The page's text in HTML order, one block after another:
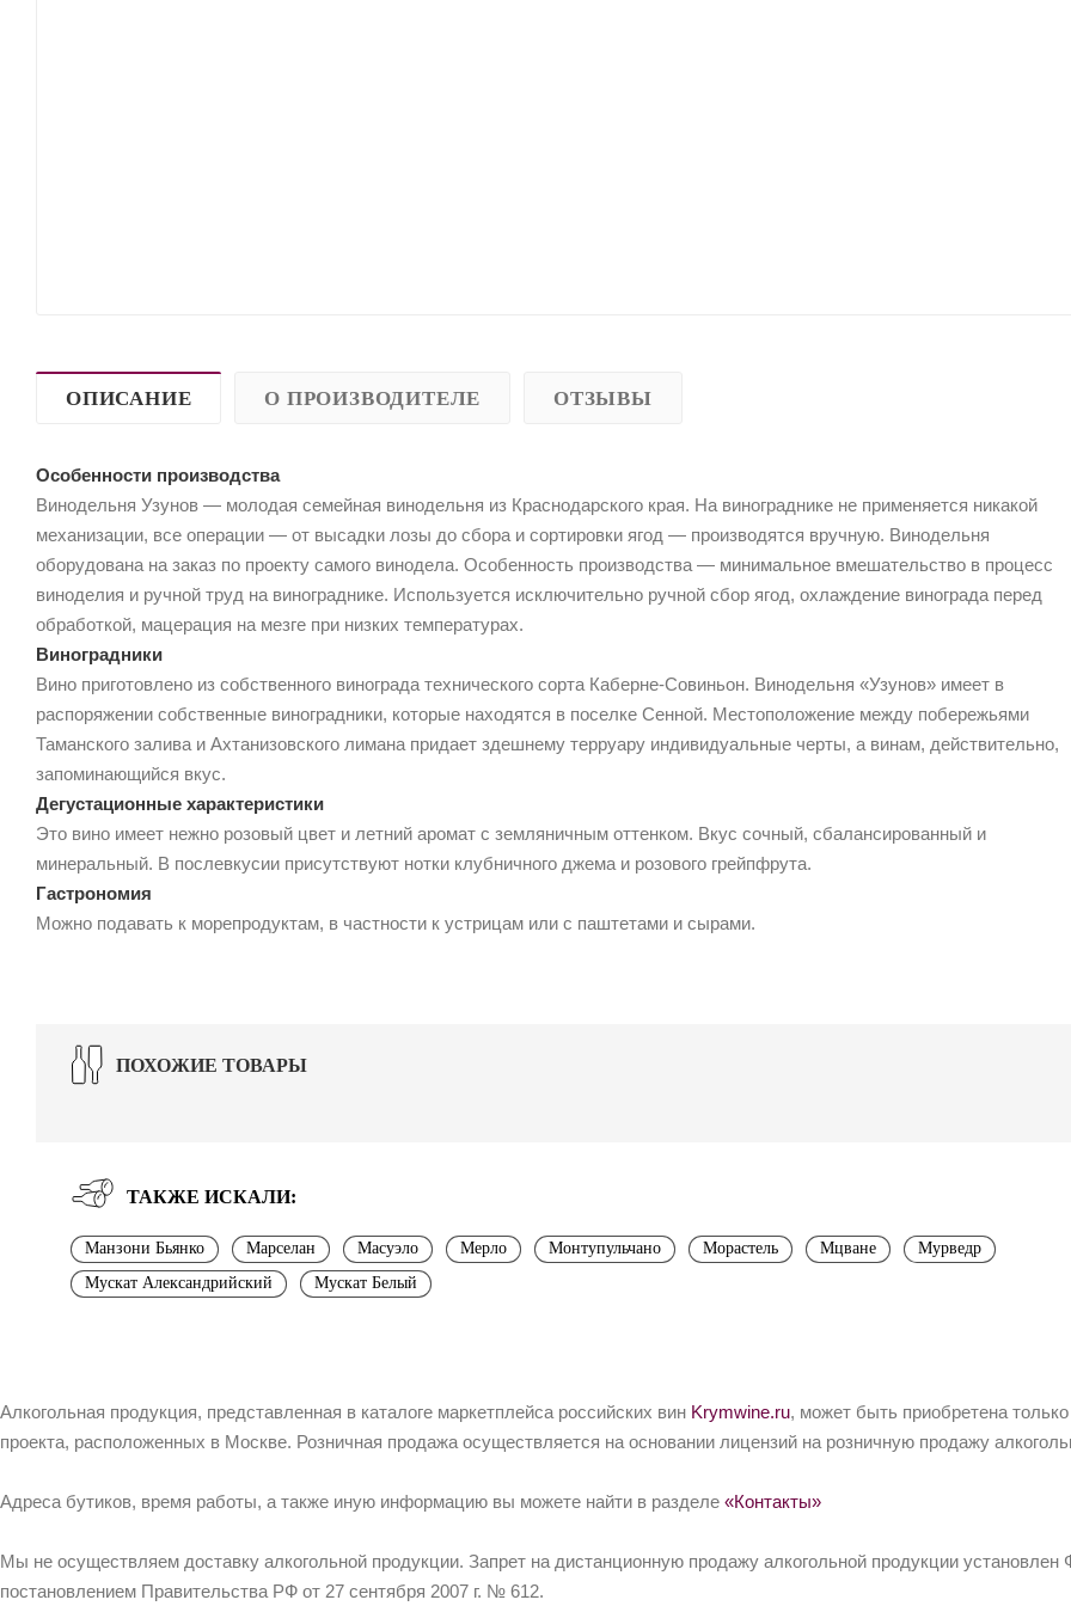
ОПИСАНИЕ О ПРОИЗВОДИТЕЛЕ ОТЗЫВЫ
Особенности производства
Винодельня Узунов — молодая семейная винодельня из Краснодарского края. На винограднике не применяется никакой
механизации, все операции — от высадки лозы до сбора и сортировки ягод — производятся вручную. Винодельня
оборудована на заказ по проекту самого винодела. Особенность производства — минимальное вмешательство в процесс
виноделия и ручной труд на винограднике. Используется исключительно ручной сбор ягод, охлаждение винограда перед
обработкой, мацерация на мезге при низких температурах.
Виноградники
Вино приготовлено из собственного винограда технического сорта Каберне-Совиньон. Винодельня «Узунов» имеет в
распоряжении собственные виноградники, которые находятся в поселке Сенной. Местоположение между побережьями
Таманского залива и Ахтанизовского лимана придает здешнему терруару индивидуальные черты, а винам, действительно,
запоминающийся вкус.
Дегустационные характеристики
Это вино имеет нежно розовый цвет и летний аромат с земляничным оттенком. Вкус сочный, сбалансированный и
минеральный. В послевкусии присутствуют нотки клубничного джема и розового грейпфрута.
Гастрономия
Можно подавать к морепродуктам, в частности к устрицам или с паштетами и сырами.
ПОХОЖИЕ ТОВАРЫ
ТАКЖЕ ИСКАЛИ:
Манзони Бьянко Марселан Масуэло Мерло Монтупульчано Морастель Мцване
Мурведр
Мускат Александрийский
Мускат Белый
Алкогольная продукция, представленная в каталоге маркетплейса российских вин Krymwine.ru, может быть приобретена
проекта, расположенных в Москве. Розничная продажа осуществляется на основании лицензий на розничную продажу
Адреса бутиков, время работы, а также иную информацию вы можете найти в разделе «Контакты»
Мы не осуществляем доставку алкогольной продукции. Запрет на дистанционную продажу алкогольной продукции
постановлением Правительства РФ от 27 сентября 2007 г. № 612.